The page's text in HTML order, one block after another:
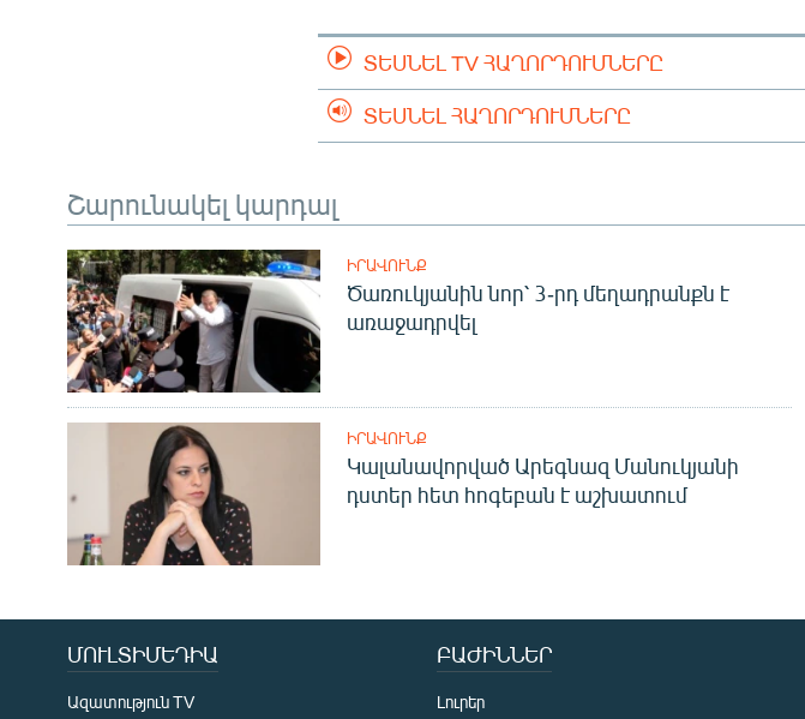
ՏԵՍՆԵԼ TV ՀԱՂՈՐԴՈՒՄՆԵՐԸ
ՏԵՍՆԵԼ ՀԱՂՈՐԴՈՒՄՆԵՐԸ
Շարունակել կարդալ
ԻՐԱՎՈՒՆՔ
Ծառուկյանին նոր՝ 3-րդ մեղադրանքն է
առաջադրվել
ԻՐԱՎՈՒՆՔ
Կալանավորված Արեգնազ Մանուկյանի
դստեր հետ հոգեբան է աշխատում
ՄՈՒԼՏԻՄԵԴԻԱ
Ազատություն TV
ԲԱԺԻՆՆԵՐ
Լուրեր